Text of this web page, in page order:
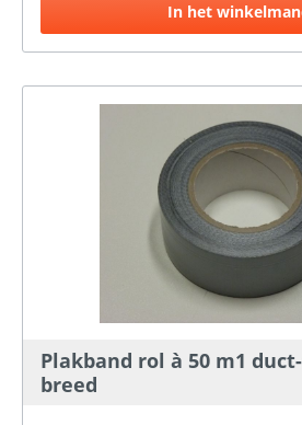
In het
Plakband rol à 50 m1
breed